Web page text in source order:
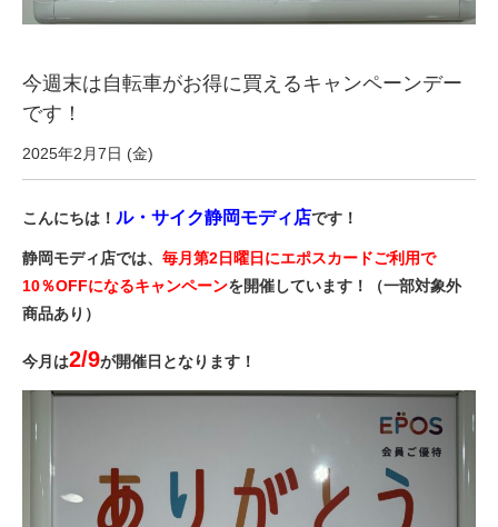
コンテンツ
特集
メディア
求人情報
募集中の求人情報
今週末は自転車がお得に買えるキャンペーンデー
です！
2025年2月7日 (金)
こんにちは！ ル・サイク静岡モディ店です！
静岡モディ店では、 毎月第2日曜日にエポスカードご利用で
10％OFFになるキャンペーンを開催しています！（一部対象外
商品あり）
今月は2/9が開催日となります！